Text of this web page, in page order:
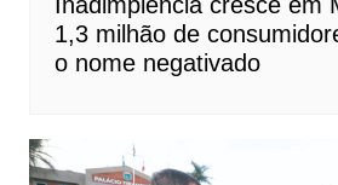
1,3 milhão de
o nome negativado